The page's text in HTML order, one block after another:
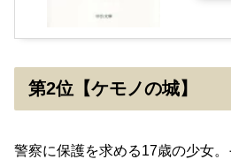
第2位【ケモノの城】
警察に保護を求める17歳の少女